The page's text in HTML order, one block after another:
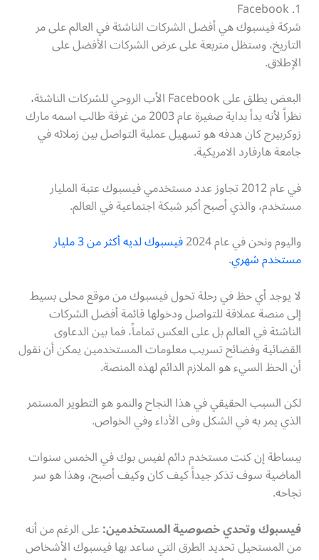
Facebook .1
شركة فيسبوك هي أفضل الشركات الناشئة في العالم على مر
التاريخ، وستظل متربعة على عرض الشركات الأفضل على
الإطلاق.
البعض يطلق على Facebook الأب الروحي للشركات الناشئة،
نظراً لأنه بدأ بداية صغيرة عام 2003 من غرفة طالب اسمه مارك
زوكربيرج كان هدفه هو تسهيل عملية التواصل بين زملائه في
جامعة هارفارد الامريكية.
في عام 2012 تجاوز عدد مستخدمي فيسبوك عتبة المليار
مستخدم، والذي أصبح أكبر شبكة اجتماعية في العالم.
واليوم ونحن في عام 2024
فيسبوك لديه أكثر من 3 مليار
مستخدم شهري.
لا يوجد أي حظ في رحلة تحول فيسبوك من موقع محلى بسيط
إلى منصة عملاقة للتواصل ودخولها قائمة أفضل الشركات
الناشئة في العالم بل على العكس تماماً، فما بين الدعاوى
القضائية وفضائح تسريب معلومات المستخدمين يمكن أن نقول
أن الحظ السيء هو الملازم الدائم لهذه المنصة.
لكن السبب الحقيقي في هذا النجاح والنمو هو التطوير المستمر
الذي يمر به في الشكل وفى الأداء وفي الخواص.
ببساطة إن كنت مستخدم دائم لفيس بوك في الخمس سنوات
الماضية سوف تذكر جيداً كيف كان وكيف أصبح، وهذا هو سر
نجاحه.
فيسبوك وتحدي خصوصية المستخدمين:على الرغم من أنه
من المستحيل تحديد الطرق التي ساعد بها فيسبوك الأشخاص